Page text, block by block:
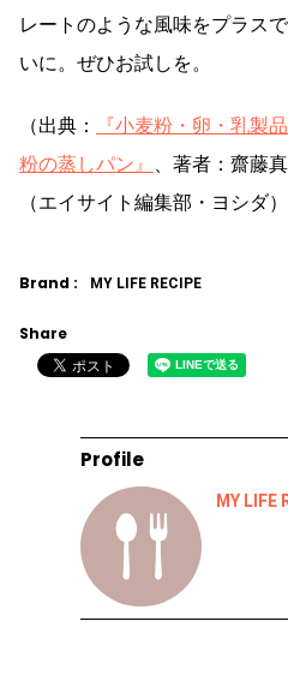
レートのような風味をプラス
いに。ぜひお試しを。
（出典：
『小麦粉・卵・乳製
粉の蒸しパン』 、著者：齋藤真
（エイサイト編集部・ヨシダ）
Brand : MY LIFE RECIPE
Share
Profile
MY LIFE